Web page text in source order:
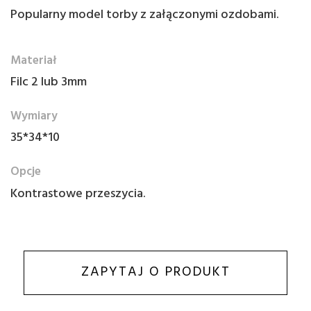
Popularny model torby z załączonymi ozdobami.
Materiał
Filc 2 lub 3mm
Wymiary
35*34*10
Opcje
Kontrastowe przeszycia.
ZAPYTAJ O PRODUKT